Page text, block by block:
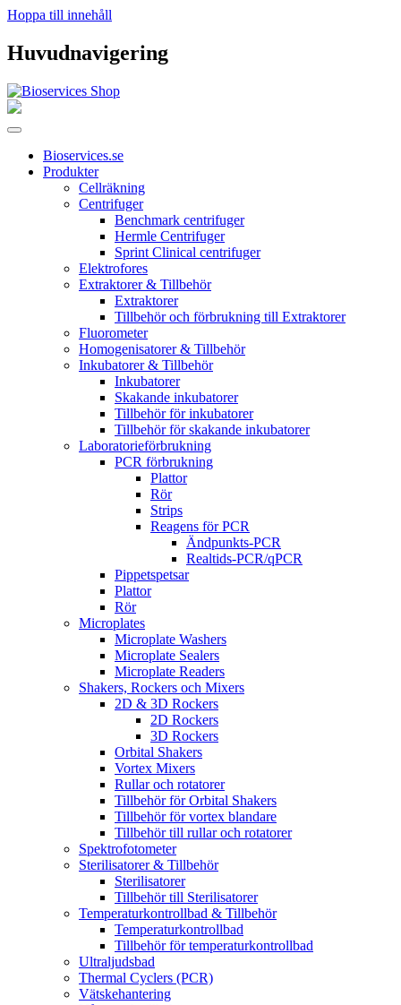
Hoppa till innehåll
Huvudnavigering
Bioservices.se
Produkter
Cellräkning
Centrifuger
Benchmark centrifuger
Hermle Centrifuger
Sprint Clinical centrifuger
Elektrofores
Extraktorer & Tillbehör
Extraktorer
Tillbehör och förbrukning till Extraktorer
Fluorometer
Homogenisatorer & Tillbehör
Inkubatorer & Tillbehör
Inkubatorer
Skakande inkubatorer
Tillbehör för inkubatorer
Tillbehör för skakande inkubatorer
Laboratorieförbrukning
PCR förbrukning
Plattor
Rör
Strips
Reagens för PCR
Ändpunkts-PCR
Realtids-PCR/qPCR
Pippetspetsar
Plattor
Rör
Microplates
Microplate Washers
Microplate Sealers
Microplate Readers
Shakers, Rockers och Mixers
2D & 3D Rockers
2D Rockers
3D Rockers
Orbital Shakers
Vortex Mixers
Rullar och rotatorer
Tillbehör för Orbital Shakers
Tillbehör för vortex blandare
Tillbehör till rullar och rotatorer
Spektrofotometer
Sterilisatorer & Tillbehör
Sterilisatorer
Tillbehör till Sterilisatorer
Temperaturkontrollbad & Tillbehör
Temperaturkontrollbad
Tillbehör för temperaturkontrollbad
Ultraljudsbad
Thermal Cyclers (PCR)
Vätskehantering